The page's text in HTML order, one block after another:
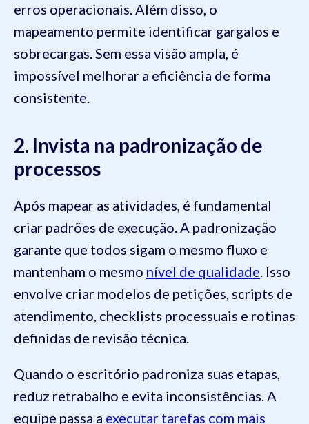
erros operacionais. Além disso, o
mapeamento permite identificar gargalos e
sobrecargas. Sem essa visão ampla, é
impossível melhorar a eficiência de forma
consistente.
2. Invista na padronização de
processos
Após mapear as atividades, é fundamental
criar padrões de execução. A padronização
garante que todos sigam o mesmo fluxo e
mantenham o mesmo nível de qualidade. Isso
envolve criar modelos de petições, scripts de
atendimento, checklists processuais e rotinas
definidas de revisão técnica.
Quando o escritório padroniza suas etapas,
reduz retrabalho e evita inconsistências. A
equipe passa a executar tarefas com mais